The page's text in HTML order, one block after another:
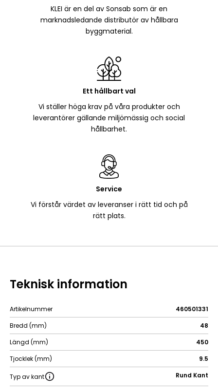
KLEI är en del av Sonsab som är en
marknadsledande distributör av hållbara
byggmaterial.
Ett hållbart val
Vi ställer höga krav på våra produkter och
leverantörer gällande miljömässig och social
hållbarhet.
Service
Vi förstår värdet av leveranser i rätt tid och på
rätt plats.
Teknisk information
Artikelnummer
460501331
Bredd (mm)
48
Längd (mm)
450
Tjocklek (mm)
9.5
Typ av kant Rund Kant